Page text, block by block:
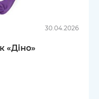
30.04.2026
«Діно»